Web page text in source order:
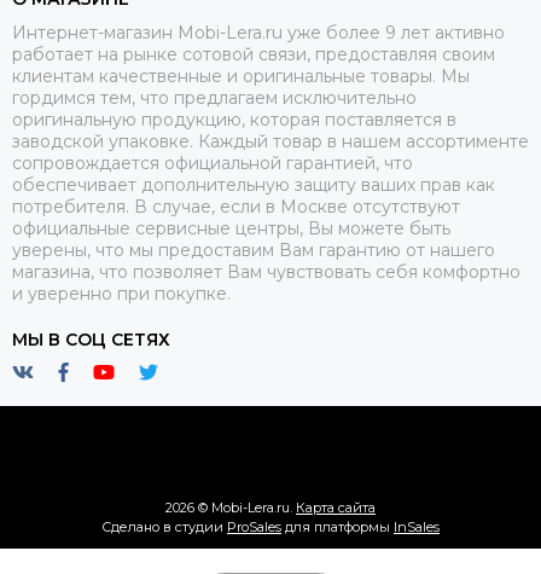
Интернет-магазин Mobi-Lera.ru уже более 9 лет активно
работает на рынке сотовой связи, предоставляя своим
клиентам качественные и оригинальные товары. Мы
гордимся тем, что предлагаем исключительно
оригинальную продукцию, которая поставляется в
заводской упаковке. Каждый товар в нашем ассортименте
сопровождается официальной гарантией, что
обеспечивает дополнительную защиту ваших прав как
потребителя. В случае, если в Москве отсутствуют
официальные сервисные центры, Вы можете быть
уверены, что мы предоставим Вам гарантию от нашего
магазина, что позволяет Вам чувствовать себя комфортно
и уверенно при покупке.
МЫ В СОЦ СЕТЯХ
2026 © Mobi-Lera.ru. Карта сайта
Сделано в студии ProSales для платформы InSales